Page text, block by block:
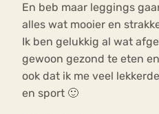
En beb maar leggings
alles wat mooier en
Ik ben gelukkig al wat
gewoon gezond te eten
ook dat ik me veel
en sport 🙂